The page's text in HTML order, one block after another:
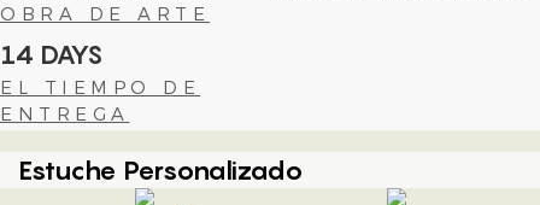
OBRA DE ARTE
14 DAYS
EL TIEMPO DE
ENTREGA
Estuche Personalizado